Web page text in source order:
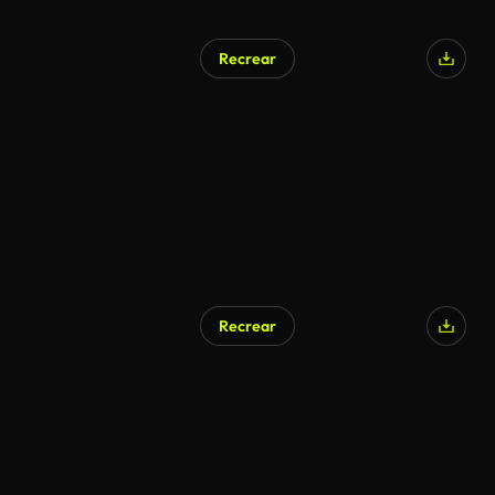
Recrear
Recrear